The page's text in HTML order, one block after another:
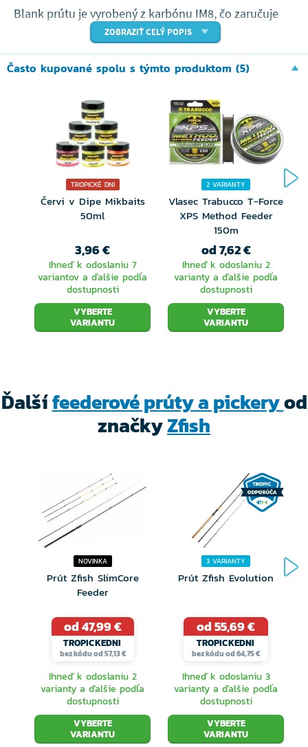
Blank prútu je vyrobený z karbónu IM8, čo zaručuje
príjemne nízku hmotnosť pri zachovaní pevnosti a
dobré akcie. Miracle Feeder má príjemnú rukoväť
pomer ceny a kvality, tento prút je určený práve pre
ZOBRAZIŤ CELÝ POPIS
Často kupované spolu s týmto produktom (5)
TROPICKÉ DNI
Červi v Dipe Mikbaits
50ml
3,96 €
Ihneď k odoslaniu 7
variantov a ďalšie podľa
dostupnosti
VYBERTE
VARIANTU
2 VARIANTY
Vlasec Trabucco T-Force
XPS Method Feeder
150m
od 7,62 €
Ihneď k odoslaniu 2
varianty a ďalšie podľa
dostupnosti
VYBERTE
VARIANTU
Ďalšífeederové prúty a pickeryod
značkyZfish
NOVINKA
Prút Zfish SlimCore
Feeder
od 47,99 €
TROPICKEDNI
bez kódu od 57,13 €
Ihneď k odoslaniu 2
varianty a ďalšie podľa
dostupnosti
VYBERTE
VARIANTU
3 VARIANTY
Prút Zfish Evolution
od 55,69 €
TROPICKEDNI
bez kódu od 64,75 €
Ihneď k odoslaniu 3
varianty a ďalšie podľa
dostupnosti
VYBERTE
VARIANTU